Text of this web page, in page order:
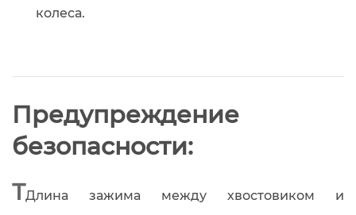
колеса.
Предупреждение
безопасности:
ТДлина зажима между хвостовиком и